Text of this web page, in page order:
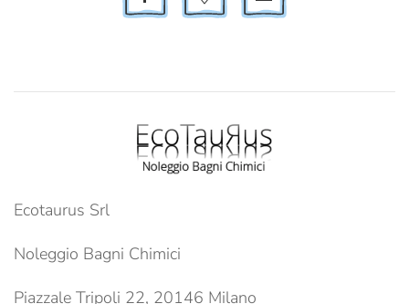
Ecotaurus Srl
Noleggio Bagni Chimici
Piazzale Tripoli 22, 20146 Milano